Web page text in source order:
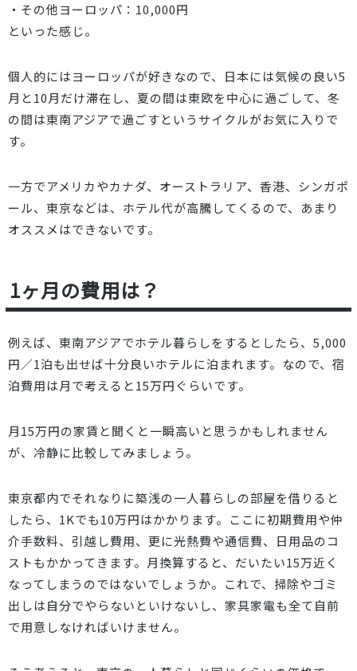
・その他ヨーロッパ：10,000円
といった感じ。
個人的にはヨーロッパが好きなので、日本には気候の良い5
月と10月だけ滞在し、夏の間は東欧を中心に過ごして、冬
の間は東南アジアで過ごすというサイクルがお気に入りで
す。
一方でアメリカやカナダ、オーストラリア、香港、シンガポ
ール、東京などは、ホテル代が高騰してくるので、あまり
オススメはできないです。
1ヶ月の費用は？
例えば、東南アジアでホテル暮らしをするとしたら、5,000
円／1泊も出せば十分良いホテルに泊まれます。なので、宿
泊費用は月で考えると15万円 ぐらいです。
月15万円の家賃と聞くと一瞬高いと思うかもしれません
が、冷静に比較してみましょう。
東京都内でそれなりに築浅の一人暮らしの部屋を借りると
したら、1Kでも10万円はかかります。ここに初期費用や仲
介手数料、引越し費用、更に光熱費や通信費、日用品のコ
ストもかかってきます。月換算すると、だいたい15万近く
なってしまうのではないでしょうか。これで、掃除やゴミ
出しは自分でやらないといけないし、家具家電も全て自前
で用意しなければいけません。